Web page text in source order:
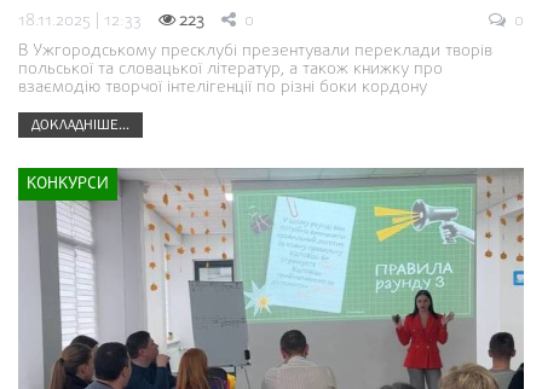
18.11.2025 | 12:33 223 0
0
В Ужгородському пресклубі презентували переклади творів
польської та словацької літератур, а також книжку про
взаємодію творчої інтелігенції по різні боки кордону
ДОКЛАДНІШЕ...
КОНКУРСИ